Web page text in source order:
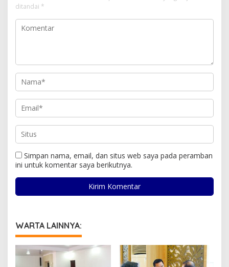
ditandai *
Simpan nama, email, dan situs web saya pada peramban
ini untuk komentar saya berikutnya.
WARTA LAINNYA: